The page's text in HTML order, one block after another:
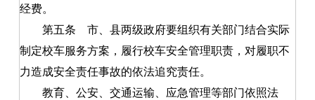
经费。
第五条 市、县两级政府要组织有关部门结合实际
制定校车服务方案，履行校车安全管理职责，对履职不
力造成安全责任事故的依法追究责任。
教育、公安、交通运输、应急管理等部门依照法